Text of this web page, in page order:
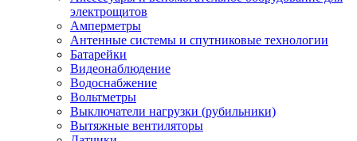
электрощитов
Амперметры
Антенные системы и спутниковые технологии
Батарейки
Видеонаблюдение
Водоснабжение
Вольтметры
Выключатели нагрузки (рубильники)
Вытяжные вентиляторы